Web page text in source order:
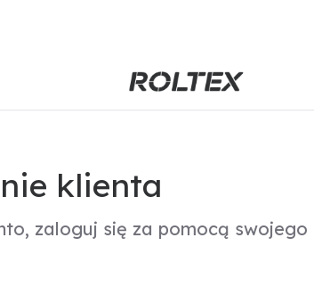
klienta
zaloguj się za pomocą swojego